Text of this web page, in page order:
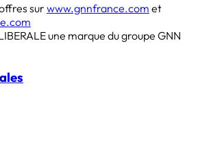
sur www.gnnfrance.com et
une marque du groupe GNN